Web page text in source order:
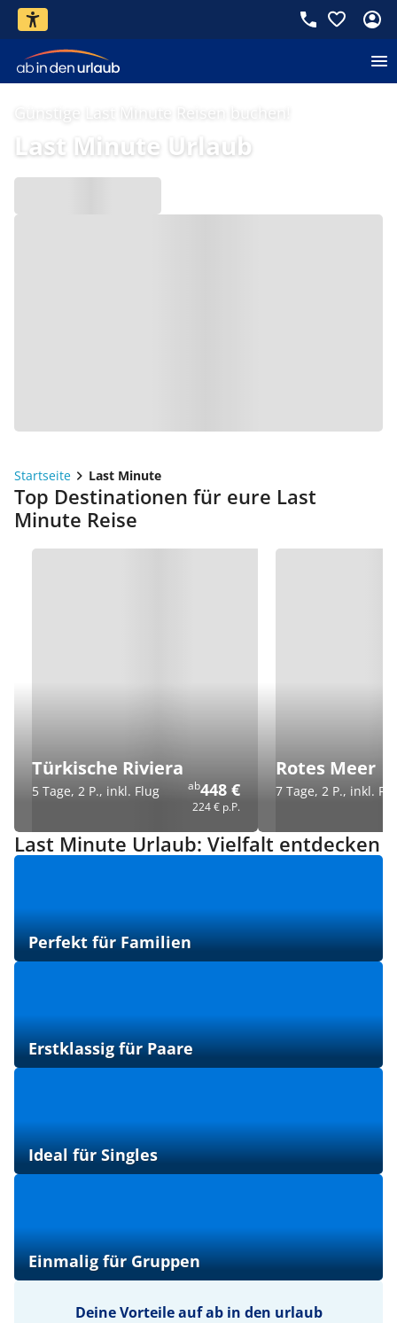
Günstige Last Minute Reisen buchen!
Last Minute Urlaub
Startseite Last Minute
Top Destinationen für eure Last
Minute Reise
Türkische Riviera
5 Tage, 2 P., inkl. Flug ab448 €
224 € p.P.
Rotes Meer
7 Tage, 2 P., inkl.
Last Minute Urlaub: Vielfalt entdecken
Perfekt für Familien
Erstklassig für Paare
Ideal für Singles
Einmalig für Gruppen
Deine Vorteile auf ab in den urlaub